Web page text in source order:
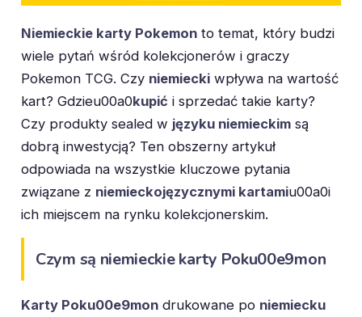
Niemieckie karty Pokemon to temat, który budzi
wiele pytań wśród kolekcjonerów i graczy
Pokemon TCG. Czy niemiecki wpływa na wartość
kart? Gdzieu00a0kupić i sprzedać takie karty?
Czy produkty sealed w języku niemieckim są
dobrą inwestycją? Ten obszerny artykuł
odpowiada na wszystkie kluczowe pytania
związane z niemieckojęzycznymi kartamiu00a0i
ich miejscem na rynku kolekcjonerskim.
Czym są niemieckie karty Poku00e9mon
Karty Poku00e9mon drukowane po niemiecku